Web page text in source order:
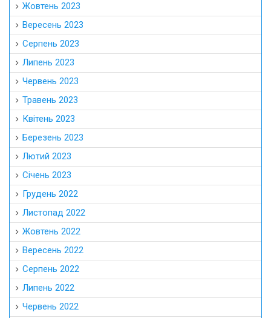
Жовтень 2023
Вересень 2023
Серпень 2023
Липень 2023
Червень 2023
Травень 2023
Квітень 2023
Березень 2023
Лютий 2023
Січень 2023
Грудень 2022
Листопад 2022
Жовтень 2022
Вересень 2022
Серпень 2022
Липень 2022
Червень 2022